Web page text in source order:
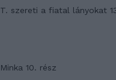
T. szereti a fiatal lányokat
Minka 10. rész